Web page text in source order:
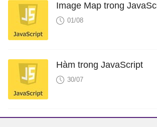
Image Map trong
01/08
Hàm trong JavaScript
30/07